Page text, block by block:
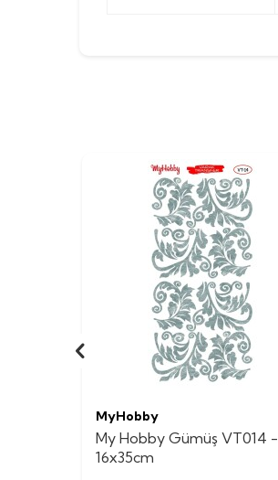
MyHobby
My Hobby Gümüş VT014 -
16x35cm